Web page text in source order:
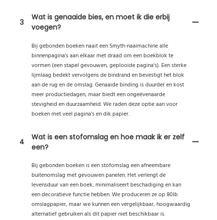
3
Wat is genaaide bies, en moet ik die erbij
voegen?
Bij gebonden boeken naait een Smyth-naaimachine alle
binnenpagina's aan elkaar met draad om een ​​boekblok te
vormen (een stapel gevouwen, geplooide pagina's). Een sterke
lijmlaag bedekt vervolgens de bindrand en bevestigt het blok
aan de rug en de omslag. Genaaide binding is duurder en kost
meer productiedagen, maar biedt een ongeëvenaarde
stevigheid en duurzaamheid. We raden deze optie aan voor
boeken met veel pagina's en dik papier.
4
Wat is een stofomslag en hoe maak ik er zelf
een?
Bij gebonden boeken is een stofomslag een afneembare
buitenomslag met gevouwen panelen. Het verlengt de
levensduur van een boek, minimaliseert beschadiging en kan
een decoratieve functie hebben. We produceren ze op 80lb
omslagpapier, maar we kunnen een vergelijkbaar, hoogwaardig
alternatief gebruiken als dit papier niet beschikbaar is.